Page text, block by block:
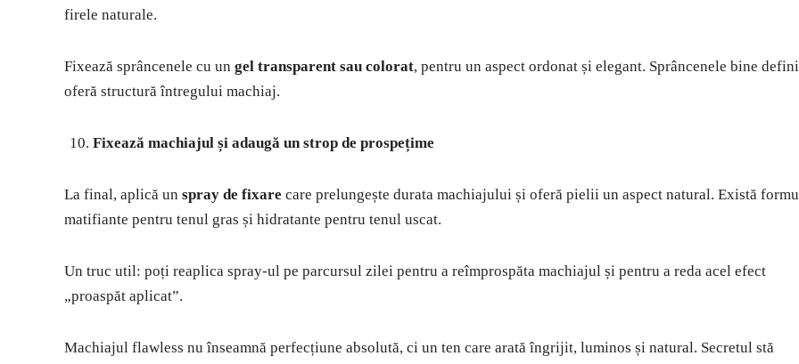
firele naturale.
Fixează sprâncenele cu un gel transparent sau colorat, pentru un aspect ordonat și elegant. Sprâncenele bine
oferă structură întregului machiaj.
Fixează machiajul și adaugă un strop de prospețime
La final, aplică un spray de fixare care prelungește durata machiajului și oferă pielii un aspect natural. Există
matifiante pentru tenul gras și hidratante pentru tenul uscat.
Un truc util: poți reaplica spray-ul pe parcursul zilei pentru a reîmprospăta machiajul și pentru a reda acel efect
„proaspăt aplicat”.
Machiajul flawless nu înseamnă perfecțiune absolută, ci un ten care arată îngrijit, luminos și natural. Secretul stă